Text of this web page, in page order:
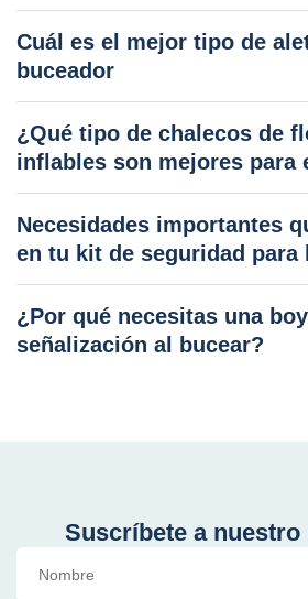
Cuál es el mejor tipo de
buceador
¿Qué tipo de chalecos de
inflables son mejores para
Necesidades importantes
en tu kit de seguridad para
¿Por qué necesitas una
señalización al bucear?
Suscríbete a nuestro